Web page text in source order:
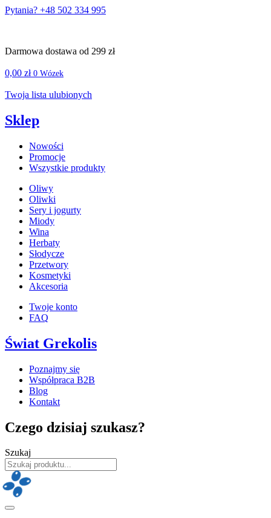
Pytania? +48 502 334 995
Darmowa dostawa od 299 zł
0,00 zł 0 Wózek
Twoja lista ulubionych
Sklep
Nowości
Promocje
Wszystkie produkty
Oliwy
Oliwki
Sery i jogurty
Miody
Wina
Herbaty
Słodycze
Przetwory
Kosmetyki
Akcesoria
Twoje konto
FAQ
Świat Grekolis
Poznajmy się
Współpraca B2B
Blog
Kontakt
Czego dzisiaj szukasz?
Szukaj